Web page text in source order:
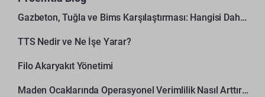
Gazbeton, Tuğla ve Bims Karşılaştırması: Hangisi Daha Avantajlı?
TTS Nedir ve Ne İşe Yarar?
Filo Akaryakıt Yönetimi
Maden Ocaklarında Operasyonel Verimlilik Nasıl Arttırılır?